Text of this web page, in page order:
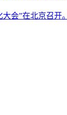
会”在北京召